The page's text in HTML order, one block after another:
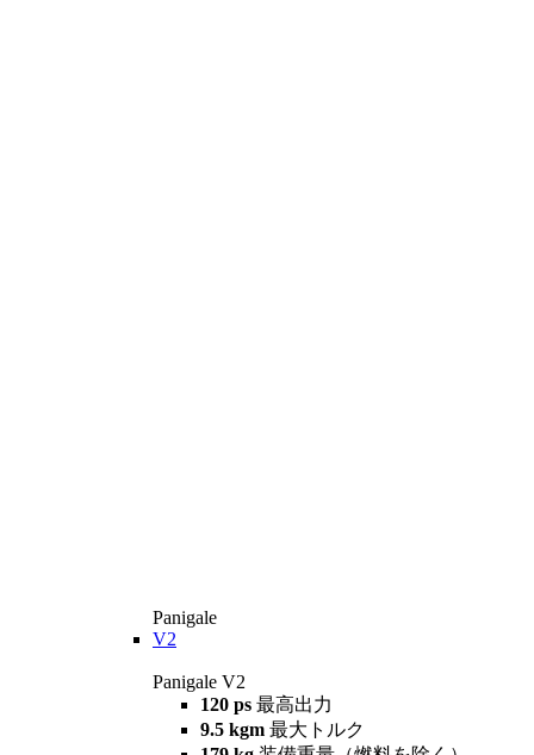
Panigale
V2
Panigale V2
120 ps 最高出力
9.5 kgm 最大トルク